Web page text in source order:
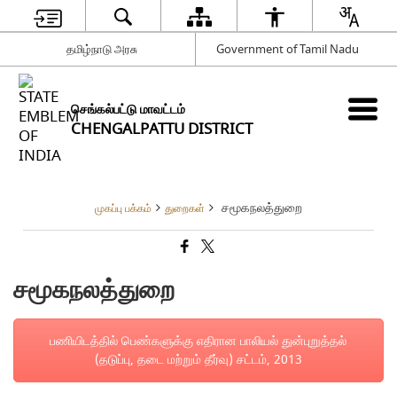
தமிழ்நாடு அரசு Government of Tamil Nadu
செங்கல்பட்டு மாவட்டம்
CHENGALPATTU DISTRICT
முகப்பு பக்கம் துறைகள் சமூகநலத்துறை
சமூகநலத்துறை
பணியிடத்தில் பெண்களுக்கு எதிரான பாலியல் துன்புறுத்தல்
(தடுப்பு, தடை மற்றும் தீர்வு) சட்டம், 2013